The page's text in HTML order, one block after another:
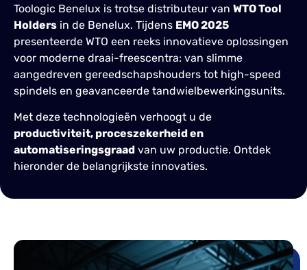
Toologic Benelux is trotse distributeur van WTO Tool
Holders in de Benelux. Tijdens EMO 2025
presenteerde WTO een reeks innovatieve oplossingen
voor moderne draai-freescentra: van slimme
aangedreven gereedschapshouders tot high-speed
spindels en geavanceerde tandwielbewerkingsunits.
Met deze technologieën verhoogt u de
productiviteit, proceszekerheid en
automatiseringsgraad van uw productie. Ontdek
hieronder de belangrijkste innovaties.